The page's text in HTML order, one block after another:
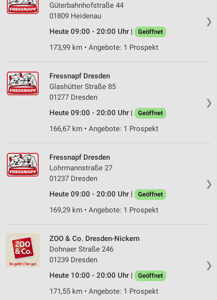
❯
Güterbahnhofstraße 44
01809 Heidenau
Heute 09:00 - 20:00 Uhr |
Geöffnet
173,99 km • Angebote: 1 Prospekt
❯
Fressnapf Dresden
Glashütter Straße 85
01277 Dresden
Heute 09:00 - 20:00 Uhr |
Geöffnet
166,67 km • Angebote: 1 Prospekt
❯
Fressnapf Dresden
Lohrmannstraße 27
01237 Dresden
Heute 09:00 - 20:00 Uhr |
Geöffnet
169,29 km • Angebote: 1 Prospekt
❯
ZOO & Co. Dresden-Nickern
Dohnaer Straße 246
01239 Dresden
Heute 10:00 - 20:00 Uhr |
Geöffnet
171,55 km • Angebote: 1 Prospekt